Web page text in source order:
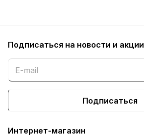
Подписаться на новости и акции
Подписаться
Интернет-магазин